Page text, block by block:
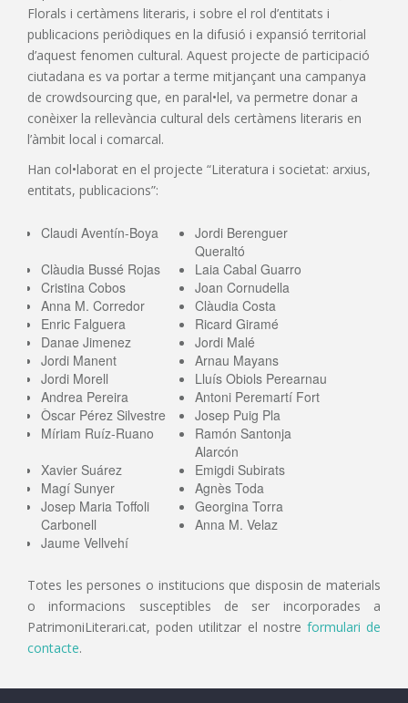
Florals i certàmens literaris, i sobre el rol d’entitats i
publicacions periòdiques en la difusió i expansió territorial
d’aquest fenomen cultural. Aquest projecte de participació
ciutadana es va portar a terme mitjançant una campanya
de crowdsourcing que, en paral•lel, va permetre donar a
conèixer la rellevància cultural dels certàmens literaris en
l’àmbit local i comarcal.
Han col•laborat en el projecte “Literatura i societat: arxius,
entitats, publicacions”:
Claudi Aventín-Boya
Jordi Berenguer
Queraltó
Clàudia Bussé Rojas
Laia Cabal Guarro
Cristina Cobos
Joan Cornudella
Anna M. Corredor
Clàudia Costa
Enric Falguera
Ricard Giramé
Danae Jimenez
Jordi Malé
Jordi Manent
Arnau Mayans
Jordi Morell
Lluís Obiols Perearnau
Andrea Pereira
Antoni Peremartí Fort
Òscar Pérez Silvestre
Josep Puig Pla
Míriam Ruíz-Ruano
Ramón Santonja
Alarcón
Xavier Suárez
Emigdi Subirats
Magí Sunyer
Agnès Toda
Josep Maria Toffoli
Carbonell
Georgina Torra
Anna M. Velaz
Jaume Vellvehí
Totes les persones o institucions que disposin de materials
o informacions susceptibles de ser incorporades a
PatrimoniLiterari.cat, poden utilitzar el nostre formulari de
contacte.